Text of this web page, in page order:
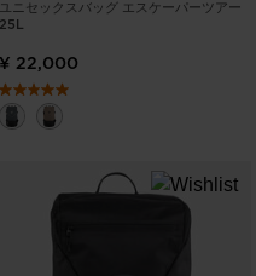
ユニセックスバッグ エスケーパーツアー
25L
¥ 22,000